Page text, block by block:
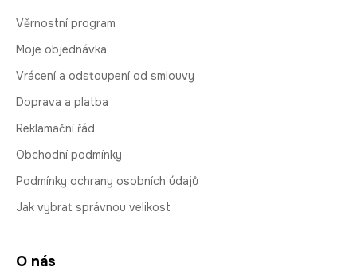
Věrnostní program
Moje objednávka
Vrácení a odstoupení od smlouvy
Doprava a platba
Reklamační řád
Obchodní podmínky
Podmínky ochrany osobních údajů
Jak vybrat správnou velikost
O nás